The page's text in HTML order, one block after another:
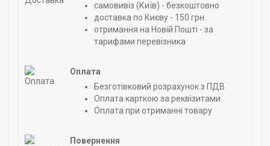
самовивіз (Київ) - безкоштовно
доставка по Києву - 150 грн.
отримання на Новій Пошті - за
тарифами перевізника
Оплата
Безготівковий розрахунок з ПДВ
Оплата карткою за реквізитами
Оплата при отриманні товару
Повернення